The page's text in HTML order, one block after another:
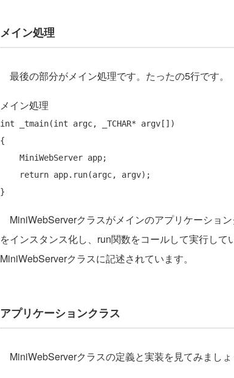
メイン処理
最後の部分がメイン処理です。たったの5行です。
メイン処理
int _tmain(int argc, _TCHAR* argv[])
{
return app.run(argc, argv);
MiniWebServerクラスがメインのアプリケーショ
をインスタンス化し、run関数をコールして実行して
MiniWebServerクラスに記述されています。
アプリケーションクラス
MiniWebServerクラスの定義と実装を見てみましょ